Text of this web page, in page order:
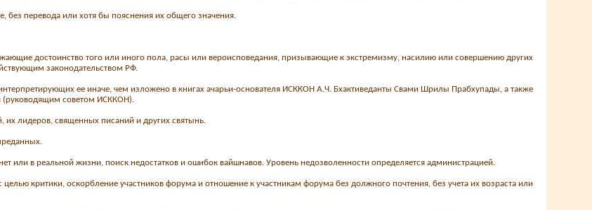
без перевода или хотя бы пояснения их общего значения.
достоинство того или иного пола, расы или вероисповедания, призывающие к экстремизму, насилию или совершению других
законодательством РФ.
ее иначе, чем изложено в книгах ачарьи-основателя ИСККОН А.Ч. Бхактиведанты Свами Шрилы Прабхупады, а также
(руководящим советом ИСККОН).
лидеров, священных писаний и других святынь.
или в реальной жизни, поиск недостатков и ошибок вайшнавов. Уровень недозволенности определяется администрацией.
критики, оскорбление участников форума и отношение к участникам форума без должного почтения, без учета их возраста или